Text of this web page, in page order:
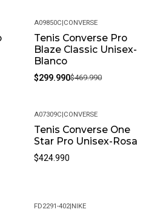
-36%
A09850C|CONVERSE
Tenis Converse Pro
Blaze Classic Unisex-
Blanco
$299.990$469.990
A07309C|CONVERSE
Tenis Converse One
Star Pro Unisex-Rosa
$424.990
FD2291-402|NIKE